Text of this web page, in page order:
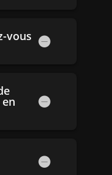
vous